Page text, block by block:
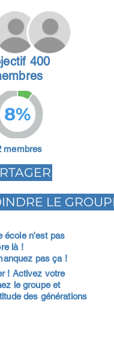
400
8%
membres
LE GROUPE
école n'est pas
là !
pas ça !
! Activez votre
le groupe et
des générations